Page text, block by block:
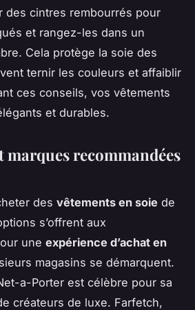
des cintres rembourrés pour
et rangez-les dans un
Cela protège la soie des
ternir les couleurs et affaiblir
ces conseils, vos vêtements
et durables.
marques recommandées
des vêtements en soie de
s’offrent aux
une expérience d’achat en
magasins se démarquent.
a-Porter est célèbre pour sa
créateurs de luxe. Farfetch,